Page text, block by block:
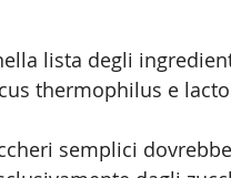
lista degli
thermophilus e
semplici